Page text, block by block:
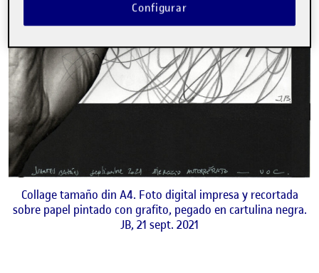
Collage tamaño din A4. Foto digital impresa y recortada
sobre papel pintado con grafito, pegado en cartulina negra.
JB, 21 sept. 2021
Configurar